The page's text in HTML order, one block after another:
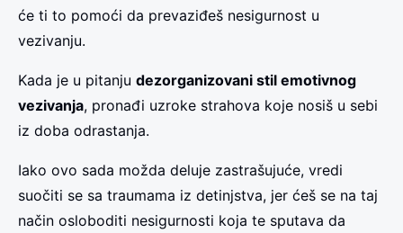
će ti to pomoći da prevaziđeš nesigurnost u
vezivanju.
Kada je u pitanju dezorganizovani stil emotivnog
vezivanja, pronađi uzroke strahova koje nosiš u sebi
iz doba odrastanja.
Iako ovo sada možda deluje zastrašujuće, vredi
suočiti se sa traumama iz detinjstva, jer ćeš se na taj
način osloboditi nesigurnosti koja te sputava da